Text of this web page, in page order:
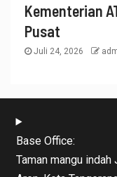
Kementerian
Pusat
Juli 24, 2026
Base Office:
Taman mangu